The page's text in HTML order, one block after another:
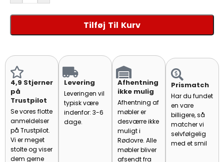
Tilføj Til Kurv
4,9 Stjerner
på
Trustpilot
Se vores flotte
anmeldelser
på Trustpilot.
Vi er meget
stolte og viser
dem gerne
Levering
Leveringen vil
typisk være
indenfor: 3-6
dage.
Afhentning
ikke mulig
Afhentning af
møbler er
desværre ikke
muligt i
Rødovre. Alle
møbler bliver
afsendt fra
Prismatch
Har du fundet
en vare
billigere, så
matcher vi
selvfølgelig
med et smil